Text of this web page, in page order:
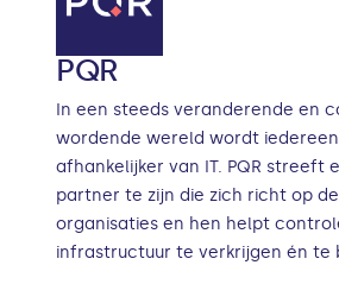
PQR
In een steeds veranderende en
wordende wereld wordt
afhankelijker van IT. PQR streeft
partner te zijn die zich richt op
organisaties en hen helpt
infrastructuur te verkrijgen én te